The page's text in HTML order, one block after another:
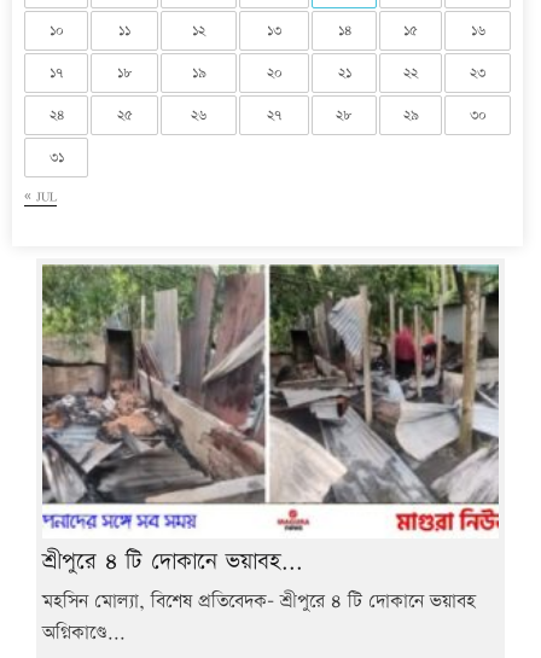
« JUL
১০ ১১ ১২ ১৩ ১৪ ১৫ ১৬
১৭ ১৮ ১৯ ২০ ২১ ২২ ২৩
২৪ ২৫ ২৬ ২৭ ২৮ ২৯ ৩০
৩১
শ্রীপুরে ৪ টি দোকানে ভয়াবহ...
মহসিন মোল্যা, বিশেষ প্রতিবেদক- শ্রীপুরে ৪ টি দোকানে ভয়াবহ
অগ্নিকাণ্ডে...